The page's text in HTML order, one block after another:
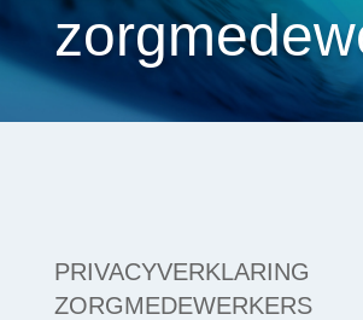
PRIVACYVERKLARING
ZORGMEDEWERKERS